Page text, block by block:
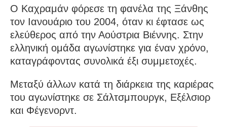
Ο Καχραμάν φόρεσε τη φανέλα της Ξάνθης
τον Ιανουάριο του 2004, όταν κι έφτασε ως
ελεύθερος από την Αούστρια Βιέννης. Στην
ελληνική ομάδα αγωνίστηκε για έναν χρόνο,
καταγράφοντας συνολικά έξι συμμετοχές.
Μεταξύ άλλων κατά τη διάρκεια της καριέρας
του αγωνίστηκε σε Σάλτσμπουργκ, Εξέλσιορ
και Φέγενορντ.